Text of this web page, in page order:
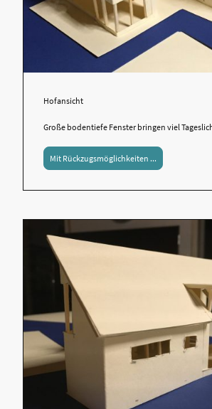
Hofansicht
Große bodentiefe Fenster bringen viel
Mit Rückzugsmöglichkeiten ...